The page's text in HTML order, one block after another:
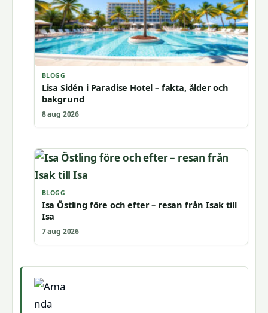
BLOGG
Lisa Sidén i Paradise Hotel – fakta, ålder och
bakgrund
8 aug 2026
BLOGG
Isa Östling före och efter – resan från Isak till
Isa
7 aug 2026